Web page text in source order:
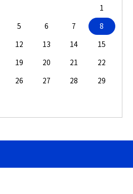
1
5 6 7
8
12 13 14
15
19 20 21
22
26 27 28
29